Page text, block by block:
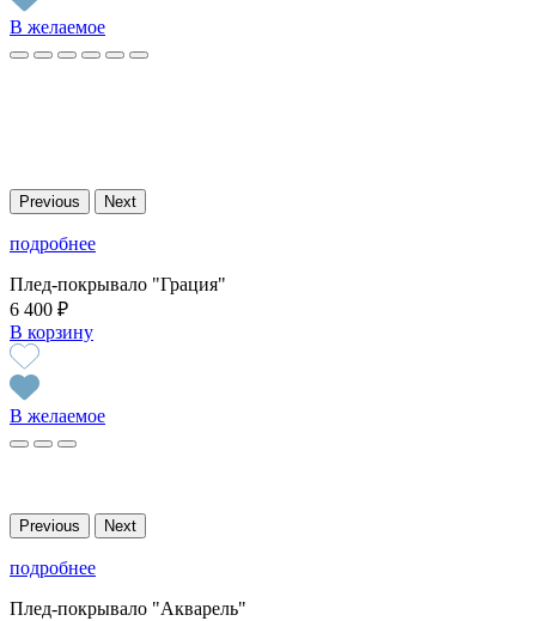
В желаемое
Previous Next
подробнее
Плед-покрывало "Грация"
6 400 ₽
В корзину
В желаемое
Previous Next
подробнее
Плед-покрывало "Акварель"